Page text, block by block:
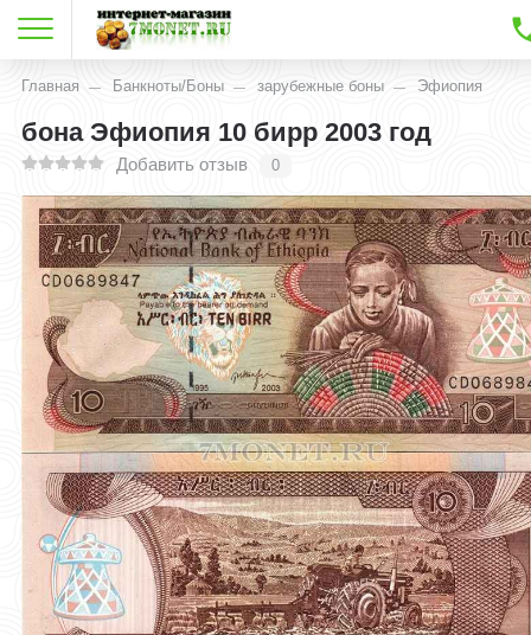
Главная Банкноты/Боны зарубежные боны Эфиопия
бона Эфиопия 10 бирр 2003 год
Добавить отзыв 0